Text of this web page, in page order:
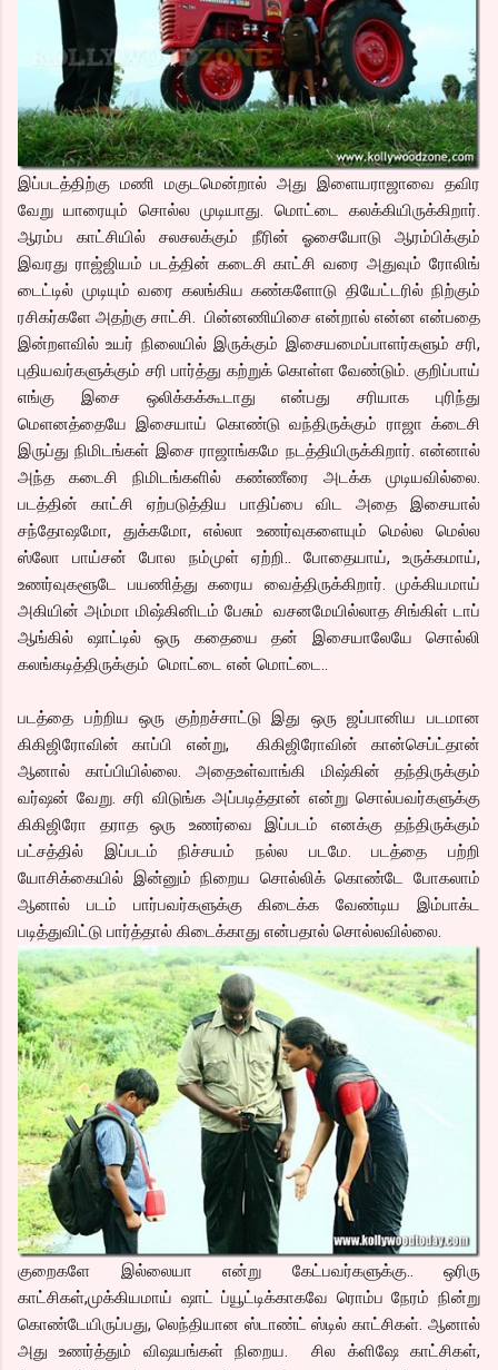
இப்படத்திற்கு மணி மகுடமென்றால் அது இளையராஜாவை தவிர
வேறு யாரையும் சொல்ல முடியாது. மொட்டை கலக்கியிருக்கிறார்.
ஆரம்ப காட்சியில் சலசலக்கும் நீரின் ஓசையோடு ஆரம்பிக்கும்
இவரது ராஜ்ஜியம் படத்தின் கடைசி காட்சி வரை அதுவும் ரோலிங்
டைட்டில் முடியும் வரை கலங்கிய கண்களோடு தியேட்டரில் நிற்கும்
ரசிகர்களே அதற்கு சாட்சி. பின்னணியிசை என்றால் என்ன என்பதை
இன்றளவில் உயர் நிலையில் இருக்கும் இசையமைப்பாளர்களும் சரி,
புதியவர்களுக்கும் சரி பார்த்து கற்றுக் கொள்ள வேண்டும். குறிப்பாய்
எங்கு இசை ஒலிக்கக்கூடாது என்பது சரியாக புரிந்து
மெளனத்தையே இசையாய் கொண்டு வந்திருக்கும் ராஜா க்டைசி
இருப்து நிமிடங்கள் இசை ராஜாங்கமே நடத்தியிருக்கிறார். என்னால்
அந்த கடைசி நிமிடங்களில் கண்ணீரை அடக்க முடியவில்லை.
படத்தின் காட்சி ஏற்படுத்திய பாதிப்பை விட அதை இசையால்
சந்தோஷமோ, துக்கமோ, எல்லா உணர்வுகளையும் மெல்ல மெல்ல
ஸ்லோ பாய்சன் போல நம்முள் ஏற்றி.. போதையாய், உருக்கமாய்,
உணர்வுகளூடே பயணித்து கரைய வைத்திருக்கிறார். முக்கியமாய்
அகியின் அம்மா மிஷ்கினிடம் பேசும் வசனமேயில்லாத சிங்கிள் டாப்
ஆங்கில் ஷாட்டில் ஒரு கதையை தன் இசையாலேயே சொல்லி
கலங்கடித்திருக்கும் மொட்டை என் மொட்டை..
படத்தை பற்றிய ஒரு குற்றச்சாட்டு இது ஒரு ஜப்பானிய படமான
கிகிஜிரோவின் காப்பி என்று, கிகிஜிரோவின் கான்செப்ட்தான்
ஆனால் காப்பியில்லை. அதைஉள்வாங்கி மிஷ்கின் தந்திருக்கும்
வர்ஷன் வேறு. சரி விடுங்க அப்படித்தான் என்று சொல்பவர்களுக்கு
கிகிஜிரோ தராத ஒரு உணர்வை இப்படம் எனக்கு தந்திருக்கும்
பட்சத்தில் இப்படம் நிச்சயம் நல்ல படமே. படத்தை பற்றி
யோசிக்கையில் இன்னும் நிறைய சொல்லிக் கொண்டே போகலாம்
ஆனால் படம் பார்பவர்களுக்கு கிடைக்க வேண்டிய இம்பாக்ட
படித்துவிட்டு பார்த்தால் கிடைக்காது என்பதால் சொல்லவில்லை.
குறைகளே இல்லையா என்று கேட்பவர்களுக்கு.. ஒரிரு
காட்சிகள்,முக்கியமாய் ஷாட் ப்யூட்டிக்காகவே ரொம்ப நேரம் நின்று
கொண்டேயிருப்பது, லெந்தியான ஸ்டாண்ட் ஸ்டில் காட்சிகள். ஆனால்
அது உணர்த்தும் விஷயங்கள் நிறைய. சில க்ளிஷே காட்சிகள்,